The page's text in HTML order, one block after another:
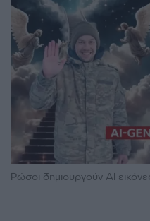
Ρώσοι δημιουργούν ΑΙ